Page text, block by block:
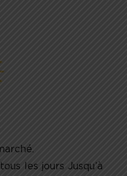
les jours Jusqu’à